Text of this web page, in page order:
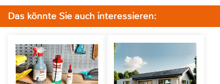
Das könnte Sie auch interessieren: